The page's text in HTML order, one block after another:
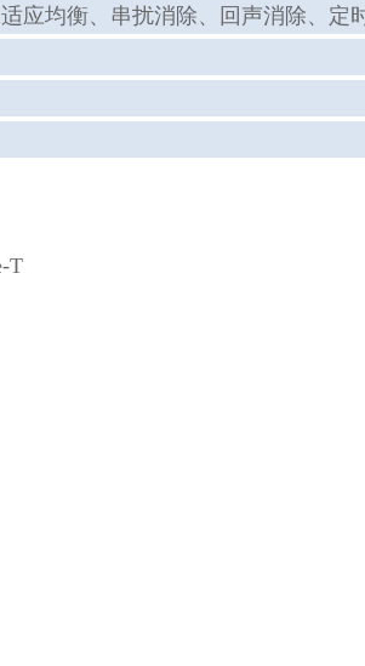
应均衡、串扰消除、回声消除、定
T